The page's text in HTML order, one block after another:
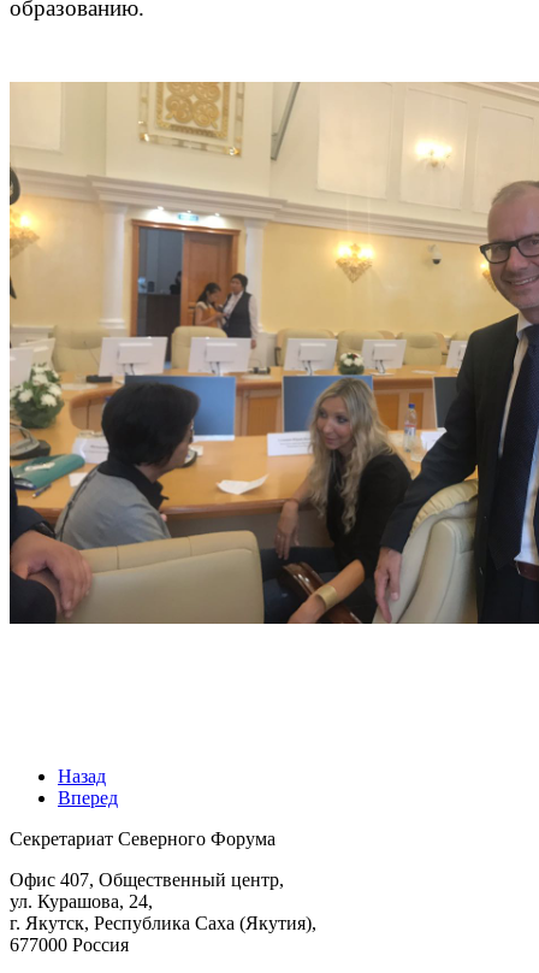
образованию.
Назад
Вперед
Секретариат Северного Форума
Офис 407, Общественный центр,
ул. Курашова, 24,
г. Якутск, Республика Саха (Якутия),
677000 Россия